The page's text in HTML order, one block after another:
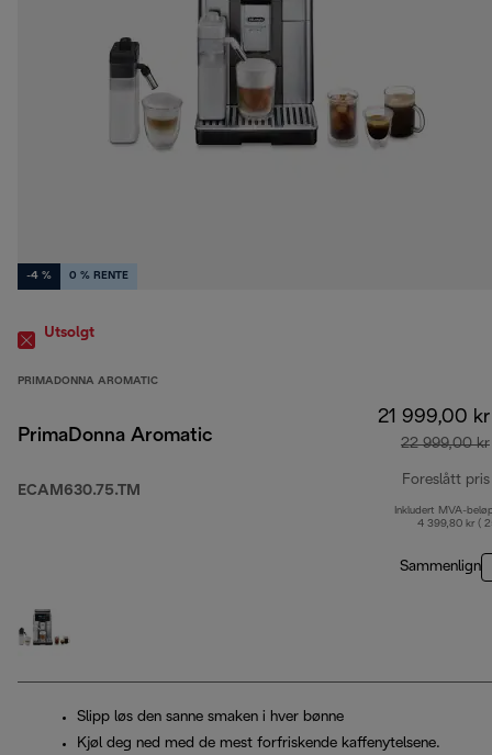
-4 % 0 % RENTE
Utsolgt
PRIMADONNA AROMATIC
PrimaDonna Aromatic
ECAM630.75.TM
21 999,00 kr
22 999,00 kr
Foreslått pris
Inkludert MVA-
4 399,80 kr (
Sammenlign
Slipp løs den sanne smaken i hver bønne
Kjøl deg ned med de mest forfriskende kaffenytelsene.